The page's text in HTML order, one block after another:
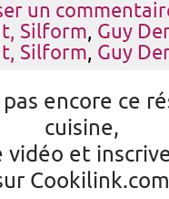
un
Silform, Guy
Silform, Guy
encore ce
cuisine,
et
Cookilink.com